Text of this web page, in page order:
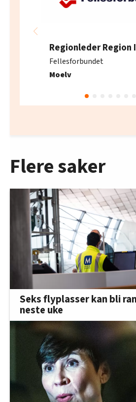
oversikten lengre ned på denne
Regionleder Region
Fellesforbundet
Moelv
Flere saker
Seks flyplasser kan bli
neste uke